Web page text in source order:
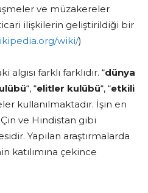
ve müzakereler
ilişkilerin geliştirildiği bir
wiki/)
farklı farklıdır. “dünya
“, “elitler kulübü“, “etkili
kullanılmaktadır. İşin en
ve Hindistan gibi
Yapılan araştırmalarda
katılımına çekince